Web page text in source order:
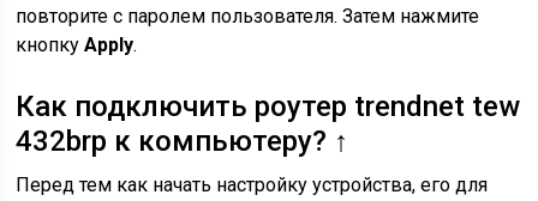
повторите с паролем пользователя. Затем нажмите
кнопкуApply.
Как подключить роутер trendnet tew
432brp к компьютеру? ↑
Перед тем как начать настройку устройства, его для